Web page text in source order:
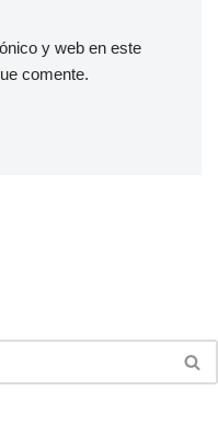
y web en este
comente.